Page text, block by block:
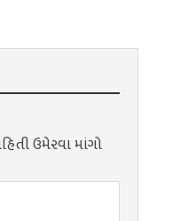
ઉમેરવા માંગો